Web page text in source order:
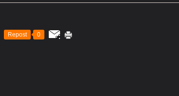
Repost 0